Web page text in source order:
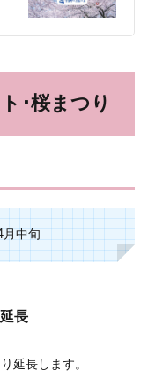
･桜まつり
中旬
長
延長します。